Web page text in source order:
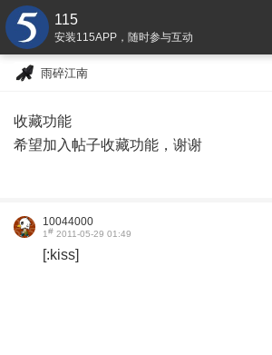
115
安装115APP，随时参与互动
雨碎江南
收藏功能
希望加入帖子收藏功能，谢谢
10044000
1# 2011-05-29 01:49
[:kiss]